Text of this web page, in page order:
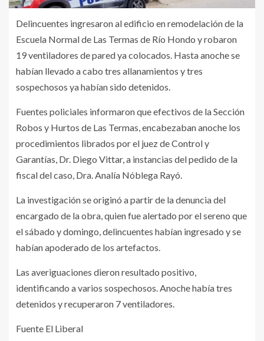
Delincuentes ingresaron al edificio en remodelación de la
Escuela Normal de Las Termas de Río Hondo y robaron
19 ventiladores de pared ya colocados. Hasta anoche se
habían llevado a cabo tres allanamientos y tres
sospechosos ya habían sido detenidos.
Fuentes policiales informaron que efectivos de la Sección
Robos y Hurtos de Las Termas, encabezaban anoche los
procedimientos librados por el juez de Control y
Garantías, Dr. Diego Vittar, a instancias del pedido de la
fiscal del caso, Dra. Analía Nóblega Rayó.
La investigación se originó a partir de la denuncia del
encargado de la obra, quien fue alertado por el sereno que
el sábado y domingo, delincuentes habían ingresado y se
habían apoderado de los artefactos.
Las averiguaciones dieron resultado positivo,
identificando a varios sospechosos. Anoche había tres
detenidos y recuperaron 7 ventiladores.
Fuente El Liberal